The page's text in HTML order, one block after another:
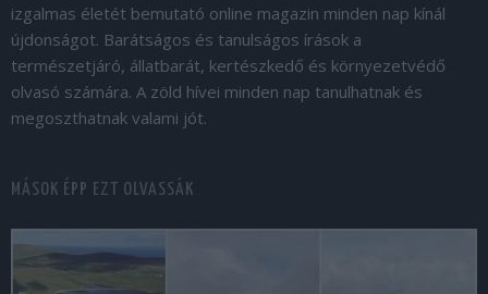
izgalmas életét bemutató online magazin minden nap kínál
újdonságot. Barátságos és tanulságos írások a
természetjáró, állatbarát, kertészkedő és környezetvédő
olvasó számára. A zöld hívei minden nap tanulhatnak és
megoszthatnak valami jót.
MÁSOK ÉPP EZT OLVASSÁK